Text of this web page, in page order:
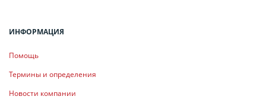
ИНФОРМАЦИЯ
Помощь
Термины и определения
Новости компании